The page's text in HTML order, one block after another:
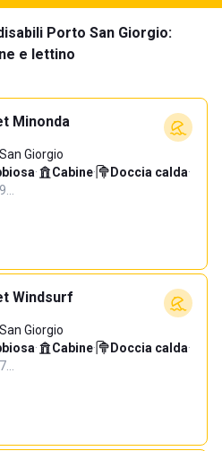
Porto San Giorgio:
e lettino
Minonda
Giorgio
· Cabine· Doccia calda·
Windsurf
Giorgio
· Cabine· Doccia calda·